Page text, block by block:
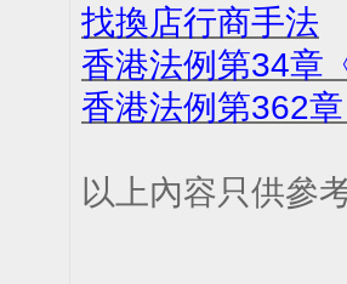
找換店行商手法
香港法例第34章
香港法例第362
以上內容只供參